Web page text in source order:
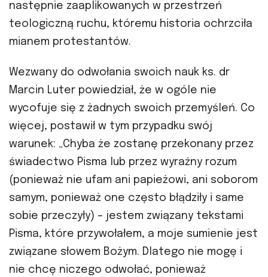
następnie zaaplikowanych w przestrzeń
teologiczną ruchu, któremu historia ochrzciła
mianem protestantów.
Wezwany do odwołania swoich nauk ks. dr
Marcin Luter powiedział, że w ogóle nie
wycofuje się z żadnych swoich przemyśleń. Co
więcej, postawił w tym przypadku swój
warunek: „Chyba że zostanę przekonany przez
świadectwo Pisma lub przez wyraźny rozum
(ponieważ nie ufam ani papieżowi, ani soborom
samym, ponieważ one często błądziły i same
sobie przeczyły) – jestem związany tekstami
Pisma, które przywołałem, a moje sumienie jest
związane słowem Bożym. Dlatego nie mogę i
nie chcę niczego odwołać, ponieważ